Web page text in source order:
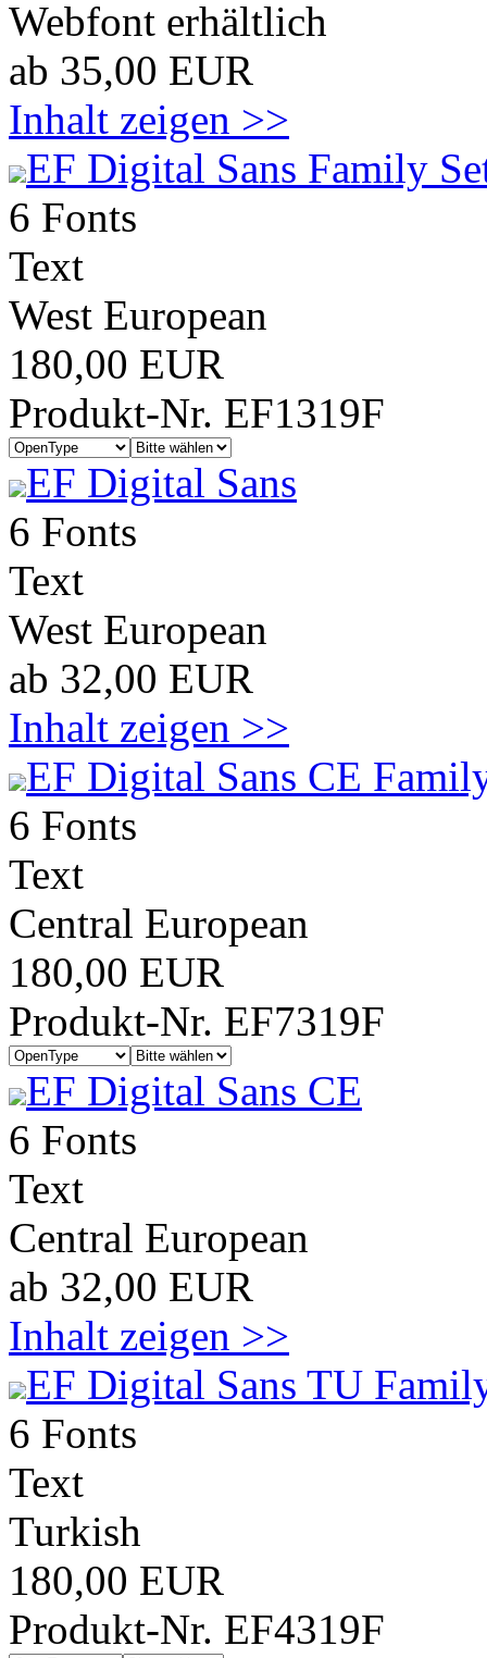
Webfont erhältlich
ab 35,00 EUR
Inhalt zeigen >>
EF Digital Sans Family
6 Fonts
Text
West European
180,00 EUR
Produkt-Nr. EF1319F
EF Digital Sans
6 Fonts
Text
West European
ab 32,00 EUR
Inhalt zeigen >>
EF Digital Sans CE
6 Fonts
Text
Central European
180,00 EUR
Produkt-Nr. EF7319F
EF Digital Sans CE
6 Fonts
Text
Central European
ab 32,00 EUR
Inhalt zeigen >>
EF Digital Sans TU
6 Fonts
Text
Turkish
180,00 EUR
Produkt-Nr. EF4319F